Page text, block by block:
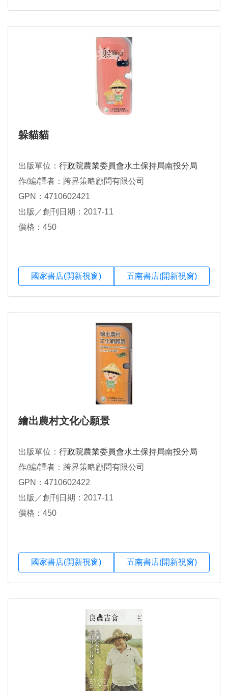
躲貓貓
出版單位： 行政院農業委員會水土保持局南投分局
作/編/譯者：跨界策略顧問有限公司
GPN：4710602421
出版／創刊日期：2017-11
價格：450
國家書店(開新視窗) 五南書店(開新視窗)
繪出農村文化心願景
出版單位： 行政院農業委員會水土保持局南投分局
作/編/譯者：跨界策略顧問有限公司
GPN：4710602422
出版／創刊日期：2017-11
價格：450
國家書店(開新視窗) 五南書店(開新視窗)